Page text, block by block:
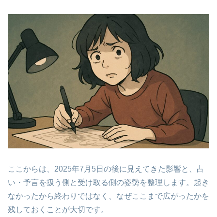
ここからは、2025年7月5日の後に見えてきた影響と、占
い・予言を扱う側と受け取る側の姿勢を整理します。起き
なかったから終わりではなく、なぜここまで広がったかを
残しておくことが大切です。